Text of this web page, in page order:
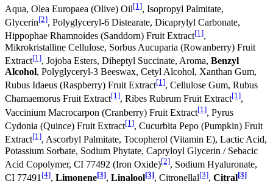
Aqua, Olea Europaea (Olive) Oil[1], Isopropyl Palmitate,
Glycerin[2], Polyglyceryl-6 Distearate, Dicaprylyl Carbonate,
Hippophae Rhamnoides (Sanddorn) Fruit Extract[1],
Mikrokristalline Cellulose, Sorbus Aucuparia (Rowanberry) Fruit
Extract[1], Jojoba Esters, Diheptyl Succinate, Aroma, Benzyl
Alcohol, Polyglyceryl-3 Beeswax, Cetyl Alcohol, Xanthan Gum,
Rubus Idaeus (Raspberry) Fruit Extract[1], Cellulose Gum, Rubus
Chamaemorus Fruit Extract[1], Ribes Rubrum Fruit Extract[1],
Vaccinium Macrocarpon (Cranberry) Fruit Extract[1], Pyrus
Cydonia (Quince) Fruit Extract[1], Cucurbita Pepo (Pumpkin) Fruit
Extract[1], Ascorbyl Palmitate, Tocopherol (Vitamin E), Lactic Acid,
Potassium Sorbate, Sodium Phytate, Capryloyl Glycerin / Sebacic
Acid Copolymer, CI 77492 (Iron Oxide)[2], Sodium Hyaluronate,
CI 77491 [4], Limonene[3], Linalool[3], Citronellal[3], Citral[3]